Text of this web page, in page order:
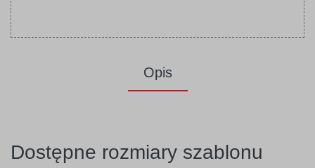
Opis
Dostępne rozmiary szablonu